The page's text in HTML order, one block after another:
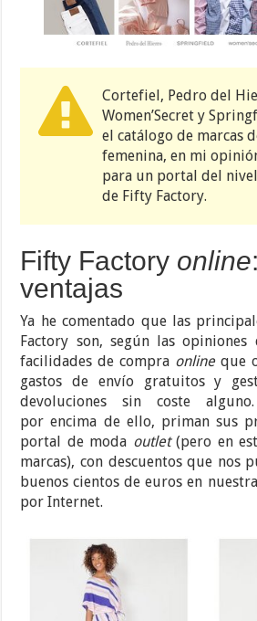
Cortefiel, Pedro del
Women’Secret y
el catálogo de marcas
femenina, en mi
para un portal del
de Fifty Factory.
Fifty Factory online
ventajas
Ya he comentado que las
Factory son, según las
facilidades de compra onlineque
gastos de envío gratuitos y
devoluciones sin coste
por encima de ello, priman sus
portal de moda outlet(pero en
marcas), con descuentos que nos
buenos cientos de euros en
por Internet.